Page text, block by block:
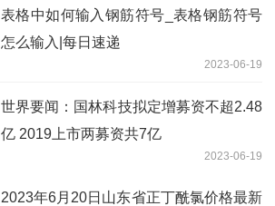
表格中如何输入钢筋符号_表格钢筋符号
怎么输入|每日速递
2023-06-19
世界要闻：国林科技拟定增募资不超2.48
亿 2019上市两募资共7亿
2023-06-19
2023年6月20日山东省正丁酰氯价格最新